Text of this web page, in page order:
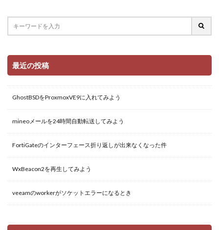
最近の投稿
GhostBSDをProxmoxVE9に入れてみよう
mineoメールを24時間自動転送してみよう
FortiGateのインターフェース折り返しが出来なくなった件
WxBeacon2を再生してみよう
veeamのworkerがソケットエラーになるとき